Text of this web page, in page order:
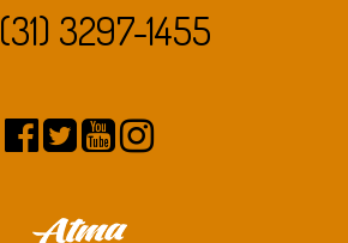
(31) 3297-1455